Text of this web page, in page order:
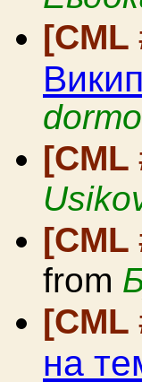
[CML
[CML
[CML
from
[CML
на